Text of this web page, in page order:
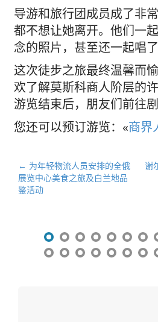
导游和旅行团成员成了非
都不想让她离开。他们一
念的照片，甚至还一起唱了
这次徒步之旅最终温馨而
欢了解莫斯科商人阶层的
游览结束后，朋友们前往剧
您还可以预订游览：«商界
文
章
导
← 为年轻物流人员安排的全俄
展览中心美食之旅及白兰地品
鉴活动
谢